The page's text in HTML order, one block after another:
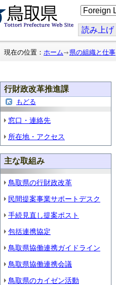
こ
の
ジ
を
翻
読み上げ
現在の位置： ホーム 県の組織と仕事
行財政改革推進課
もどる
窓口・連絡先
所在地・アクセス
主な取組み
鳥取県の行財政改革
民間提案事業サポートデスク
手続見直し提案ポスト
包括連携協定
鳥取県協働連携ガイドライン
鳥取県協働連携会議
鳥取県のカイゼン活動